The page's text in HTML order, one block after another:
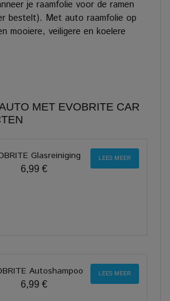
je raamfolie voor de ramen
bestelt). Met auto raamfolie op
mooiere, veiligere en koelere
MET EVOBRITE CAR
Glasreiniging
6,99 €
LEES MEER
Autoshampoo
6,99 €
LEES MEER